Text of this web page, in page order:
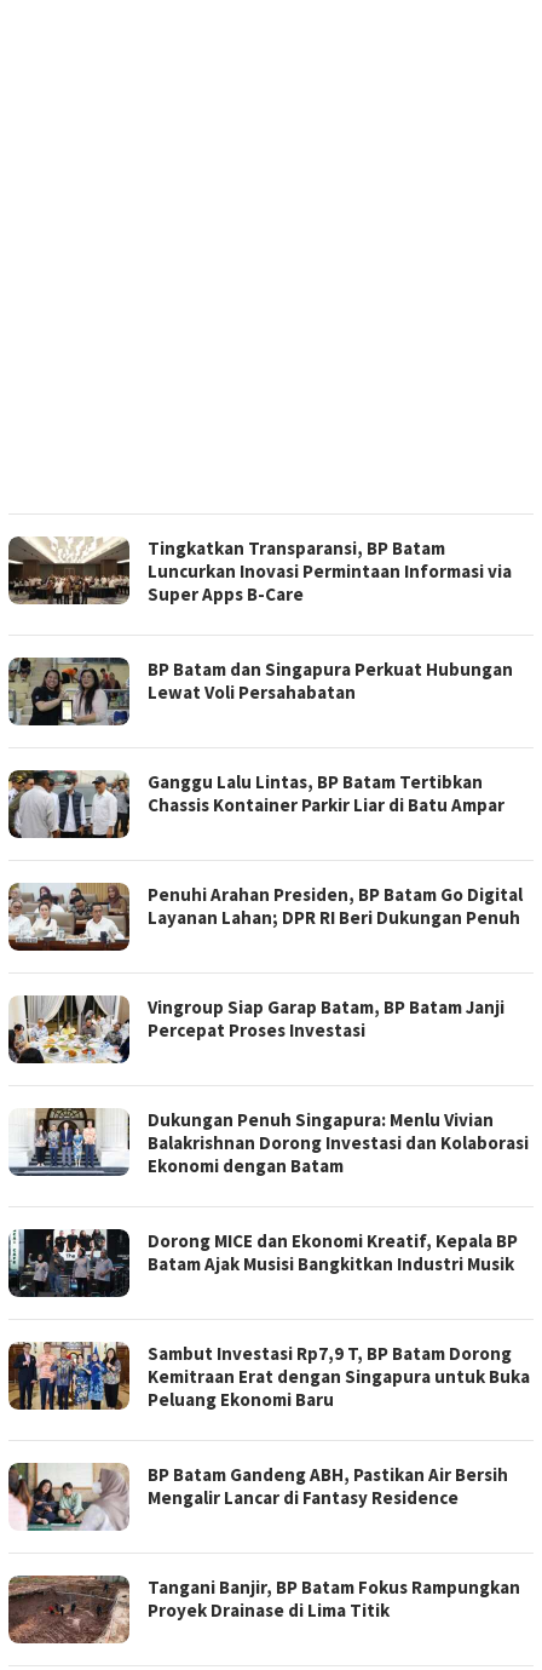
Tingkatkan Transparansi, BP Batam
Luncurkan Inovasi Permintaan Informasi via
Super Apps B-Care
BP Batam dan Singapura Perkuat Hubungan
Lewat Voli Persahabatan
Ganggu Lalu Lintas, BP Batam Tertibkan
Chassis Kontainer Parkir Liar di Batu Ampar
Penuhi Arahan Presiden, BP Batam Go Digital
Layanan Lahan; DPR RI Beri Dukungan Penuh
Vingroup Siap Garap Batam, BP Batam Janji
Percepat Proses Investasi
Dukungan Penuh Singapura: Menlu Vivian
Balakrishnan Dorong Investasi dan Kolaborasi
Ekonomi dengan Batam
Dorong MICE dan Ekonomi Kreatif, Kepala BP
Batam Ajak Musisi Bangkitkan Industri Musik
Sambut Investasi Rp7,9 T, BP Batam Dorong
Kemitraan Erat dengan Singapura untuk Buka
Peluang Ekonomi Baru
BP Batam Gandeng ABH, Pastikan Air Bersih
Mengalir Lancar di Fantasy Residence
Tangani Banjir, BP Batam Fokus Rampungkan
Proyek Drainase di Lima Titik